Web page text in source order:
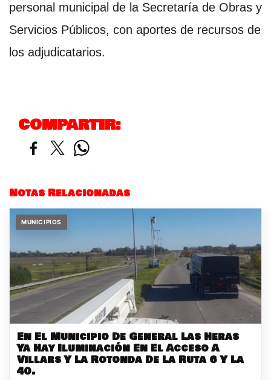
personal municipal de la Secretaría de Obras y
Servicios Públicos, con aportes de recursos de
los adjudicatarios.
COMPARTIR:
Notas Relacionadas
MUNICIPIOS
En El Municipio De General Las Heras
Ya Hay Iluminación En El Acceso A
Villars Y La Rotonda De La Ruta 6 Y La
40.